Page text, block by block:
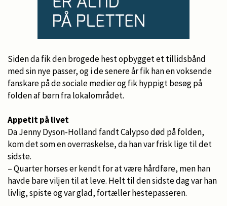
Siden da fik den brogede hest opbygget et tillidsbånd
med sin nye passer, og i de senere år fik han en voksende
fanskare på de sociale medier og fik hyppigt besøg på
folden af børn fra lokalområdet.
Appetit på livet
Da Jenny Dyson-Holland fandt Calypso død på folden,
kom det som en overraskelse, da han var frisk lige til det
sidste.
– Quarter horses er kendt for at være hårdføre, men han
havde bare viljen til at leve. Helt til den sidste dag var han
livlig, spiste og var glad, fortæller hestepasseren.